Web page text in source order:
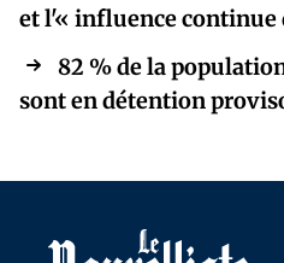
et l'« influence continue
82 % de la
sont en détention